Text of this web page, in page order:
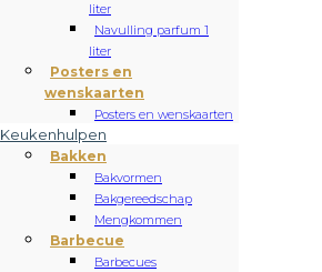
liter
Navulling parfum 1
liter
Posters en
wenskaarten
Posters en wenskaarten
Keukenhulpen
Bakken
Bakvormen
Bakgereedschap
Mengkommen
Barbecue
Barbecues